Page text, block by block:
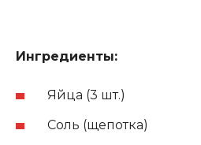
Ингредиенты:
Яйца (3 шт.)
Соль (щепотка)